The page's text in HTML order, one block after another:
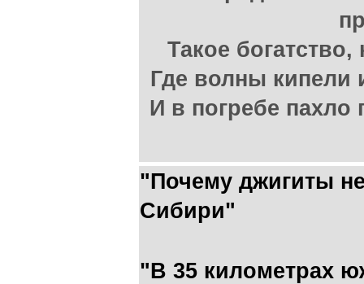
Такое
Где волны кипели
И в погребе
"Почему джигиты
Сибири"
"В 35 километрах